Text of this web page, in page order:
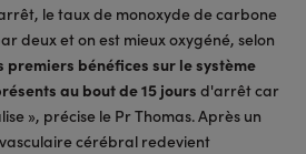
le taux de monoxyde de carbone
deux et on est mieux oxygéné, selon
premiers bénéfices sur le système
au bout de 15 jours d'arrêt car
», précise le Pr Thomas. Après un
cérébral redevient